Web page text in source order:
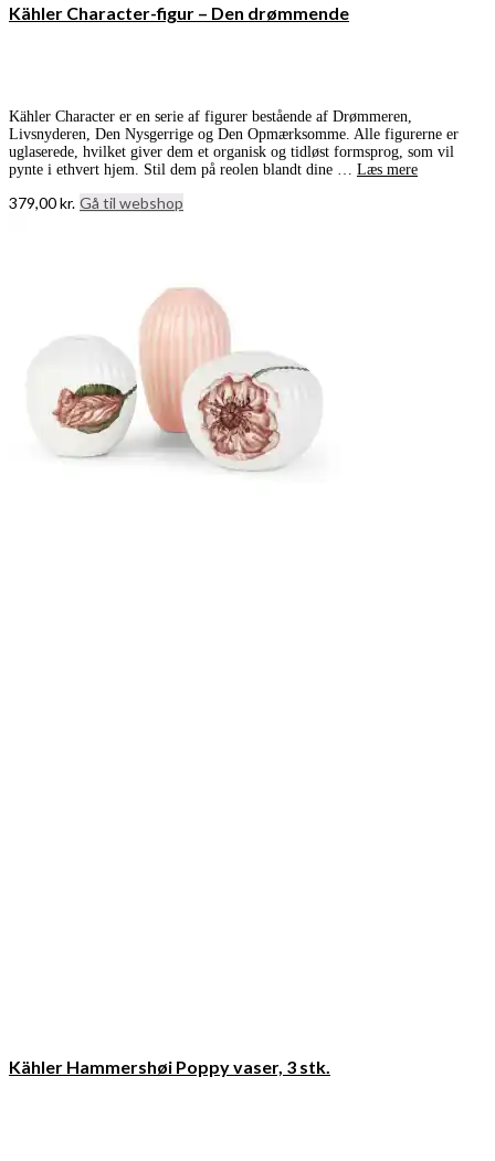
Kähler Character-figur – Den drømmende
Kähler Character er en serie af figurer bestående af Drømmeren,
Livsnyderen, Den Nysgerrige og Den Opmærksomme. Alle figurerne er
uglaserede, hvilket giver dem et organisk og tidløst formsprog, som vil
pynte i ethvert hjem. Stil dem på reolen blandt dine … Læs mere
379,00kr. Gå til webshop
Kähler Hammershøi Poppy vaser, 3 stk.